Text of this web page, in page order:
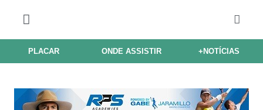
PLACAR ONDE ASSISTIR +NOTÍCIAS